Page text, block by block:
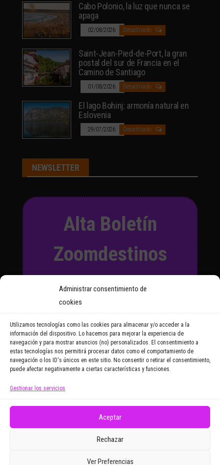
Administrar consentimiento de
cookies
Utilizamos tecnologías como las cookies para almacenar y/o acceder a la
información del dispositivo. Lo hacemos para mejorar la experiencia de
navegación y para mostrar anuncios (no) personalizados. El consentimiento a
estas tecnologías nos permitirá procesar datos como el comportamiento de
navegación o los ID's únicos en este sitio. No consentir o retirar el consentimiento,
puede afectar negativamente a ciertas características y funciones.
Gestionar los servicios
Aceptar
Rechazar
Ver Preferencias
Cabo Polonio, la luz que nunca se
apaga
02/08/2026 Desactivado
Saint-Jean-Pied-de-Port, la gran
postal del sur de Francia en el
Camino de Santiago
01/08/2026 Desactivado
El lago Bohinj: armonía natural en
Eslovenia
29/07/2026 Desactivado
NEWSLETTER
Alta Boletín
Zoomdestinos
y recibirás regularmente las
noticias y reportajes que
Email Address
electrónicos promocionales de Zoomdestinos.es